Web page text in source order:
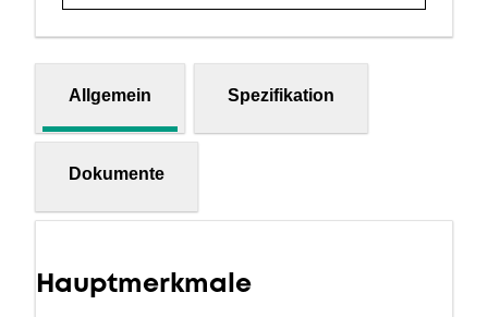
Allgemein Spezifikation
Dokumente
Hauptmerkmale